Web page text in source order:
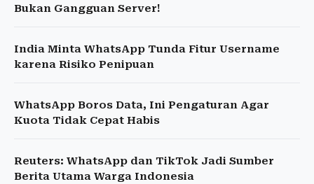
Bukan Gangguan Server!
India Minta WhatsApp Tunda Fitur Username
karena Risiko Penipuan
WhatsApp Boros Data, Ini Pengaturan Agar
Kuota Tidak Cepat Habis
Reuters: WhatsApp dan TikTok Jadi Sumber
Berita Utama Warga Indonesia